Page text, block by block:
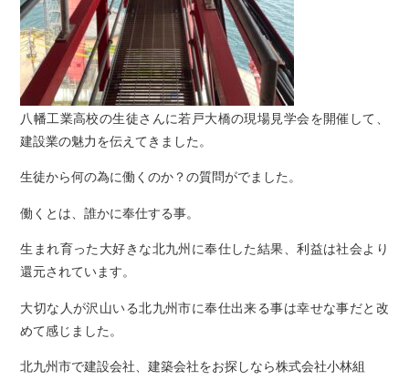
八幡工業高校の生徒さんに若戸大橋の現場見学会を開催して、
建設業の魅力を伝えてきました。
生徒から何の為に働くのか？の質問がでました。
働くとは、誰かに奉仕する事。
生まれ育った大好きな北九州に奉仕した結果、利益は社会より
還元されています。
大切な人が沢山いる北九州市に奉仕出来る事は幸せな事だと改
めて感じました。
北九州市で建設会社、建築会社をお探しなら株式会社小林組